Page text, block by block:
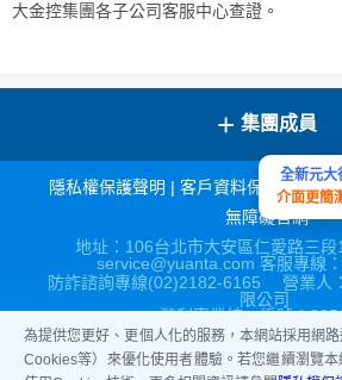
為提供您更好、更個人化的服務，本網站採用網
Cookies等）來優化使用者體驗。若您繼續瀏覽
大金控集團各子公司客服中心查證。
+ 集團成員
隱私權保護聲明 | 客戶資料保密措施|
無障礙官網
地址：106台北市大安區仁愛路三
service@yuanta.com 客服專線
防詐諮詢專線(02)2182-6165 營業人
限公司
營利事業統一編號：
全新元大
介面更簡